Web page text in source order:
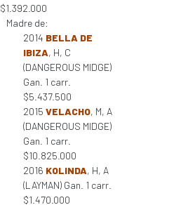
$1.392.000
Madre de:
2014 BELLA DE
IBIZA, H, C
(DANGEROUS MIDGE)
Gan. 1 carr.
$5.437.500
2015 VELACHO, M, A
(DANGEROUS MIDGE)
Gan. 1 carr.
$10.825.000
2016 KOLINDA, H, A
(LAYMAN) Gan. 1 carr.
$1.470.000